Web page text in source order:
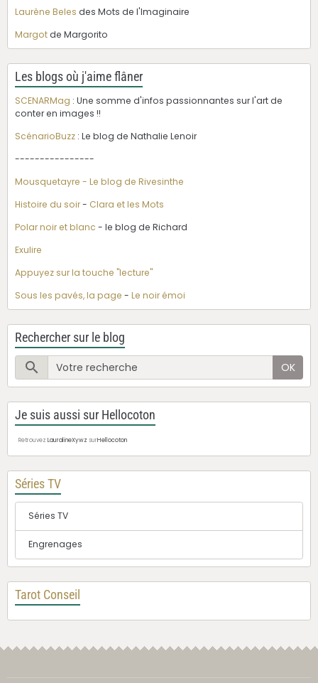
Laurène Beles des Mots de l'Imaginaire
Margotde Margorito
Les blogs où j'aime flâner
SCENARMag : Une somme d'infos passionnantes sur l'art de
conter en images !!
ScénarioBuzz : Le blog de Nathalie Lenoir
----------------
Mousquetayre - Le blog de Rivesinthe
Histoire du soir- Clara et les Mots
Polar noir et blanc - le blog de Richard
Exulire
Appuyez sur la touche "lecture"
Sous les pavés, la page - Le noir émoi
Rechercher sur le blog
OK
Je suis aussi sur Hellocoton
Retrouvez LauralineXywz surHellocoton
Séries TV
Séries TV
Engrenages
Tarot Conseil